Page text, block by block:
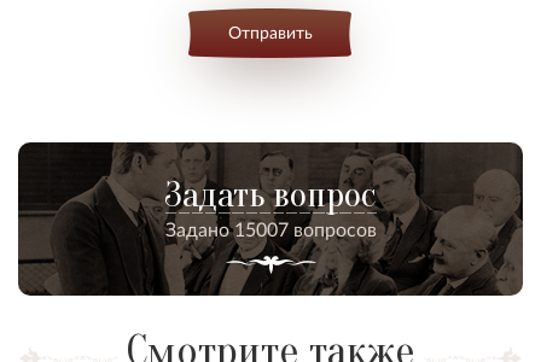
Отправить
Задать вопрос
Задано 15007 вопросов
Смотрите также